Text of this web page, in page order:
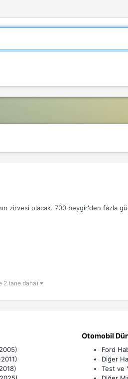
zirvesi olacak. 700 beygir'den fazla
2 tane daha)
Otomobil
Ford
Diğer
Test ve